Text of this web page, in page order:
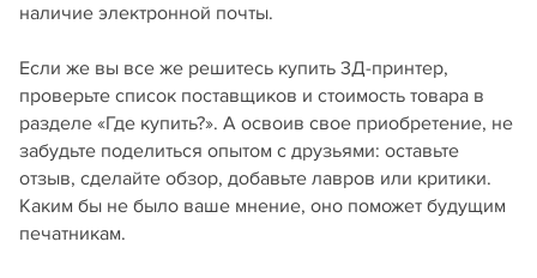
наличие электронной почты.
Если же вы все же решитесь купить 3Д-принтер,
проверьте список поставщиков и стоимость товара в
разделе «Где купить?». А освоив свое приобретение, не
забудьте поделиться опытом с друзьями: оставьте
отзыв, сделайте обзор, добавьте лавров или критики.
Каким бы не было ваше мнение, оно поможет будущим
печатникам.